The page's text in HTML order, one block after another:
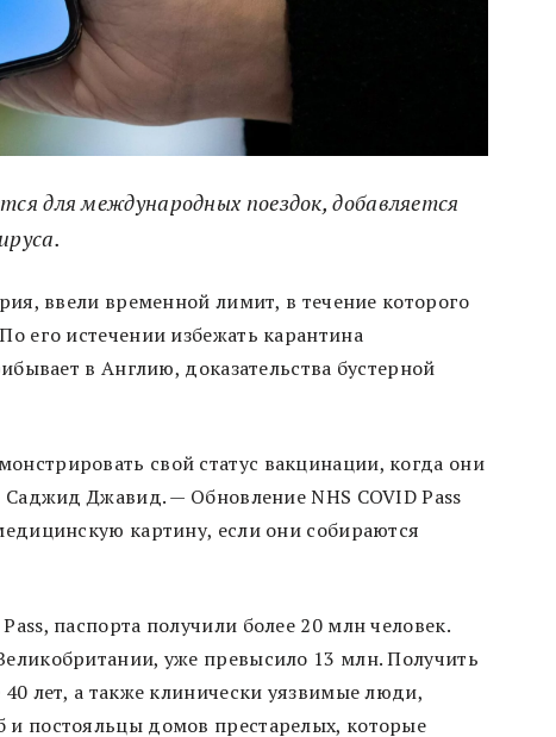
для международных поездок, добавляется
ввели временной лимит, в течение которого
его истечении избежать карантина
в Англию, доказательства бустерной
свой статус вакцинации, когда они
Джавид. — Обновление NHS COVID Pass
картину, если они собираются
паспорта получили более 20 млн человек.
уже превысило 13 млн. Получить
лет, а также клинически уязвимые люди,
постояльцы домов престарелых, которые